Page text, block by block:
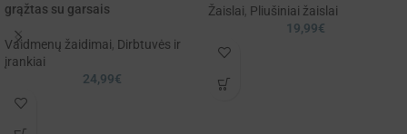
grąžtas su garsais
Vaidmenų žaidimai, Dirbtuvės ir
įrankiai
24,99€
Žaislai, Pliušiniai žaislai
19,99€